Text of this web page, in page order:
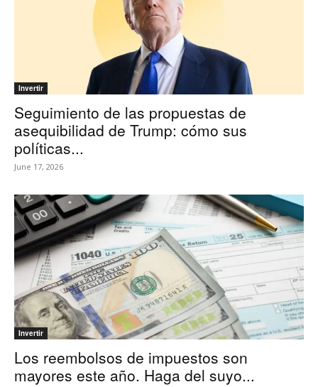
Invertir
Seguimiento de las propuestas de
asequibilidad de Trump: cómo sus
políticas...
June 17, 2026
Invertir
Los reembolsos de impuestos son
mayores este año. Haga del suyo...